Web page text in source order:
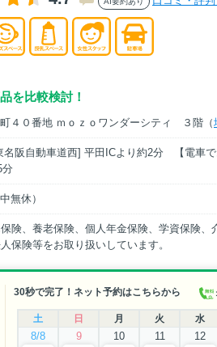
を比較検討！
４０番地 ｍｏｚｏワンダーシティ ３階（
名阪自動車道西] 平田ICより約2分 【電車
無休）
険、養老保険、個人年金保険、学資保険、
保険等をお取り扱いしています。
30秒で完了！ネット予約はこちらから
土 日 月 火 水
8/8 9 10 11 12